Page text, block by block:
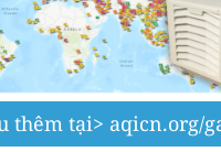
thêm tại> aqicn.org/